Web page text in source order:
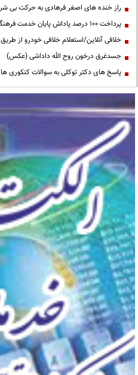
راز خنده های اصغر فرهادی به حرکت بی
پرداخت ۱۰۰ درصد پاداش پایان خدمت فرهنگیان
خلافی آنلاین/استعلام خلافی خودرو از طریق
جسدغرق درخون روح الله داداشی (عکس)
پاسخ های دکتر توکلی به سوالات کنکوری ها